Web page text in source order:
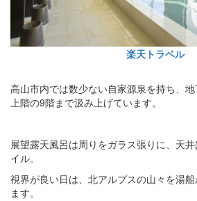
楽天トラベル
高山市内では数少ない自家源泉を持ち、
上階の9階まで汲み上げています。
展望露天風呂は周りをガラス張りに、天
イル。
視界が良い日は、北アルプスの山々を湯
ます。